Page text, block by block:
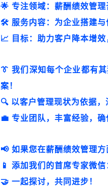
🌟 专注领域：薪酬绩效管理
🛠️ 服务内容：为企业搭建与
📈 目标：助力客户降本增
👔 我们深知每个企业都有
案！
🔍 以客户管理现状为依据
💼 专业团队，丰富经验，
📢 如果您在薪酬绩效管理
📱 添加我们的首席专家微
🤝 一起探讨，共同进步！